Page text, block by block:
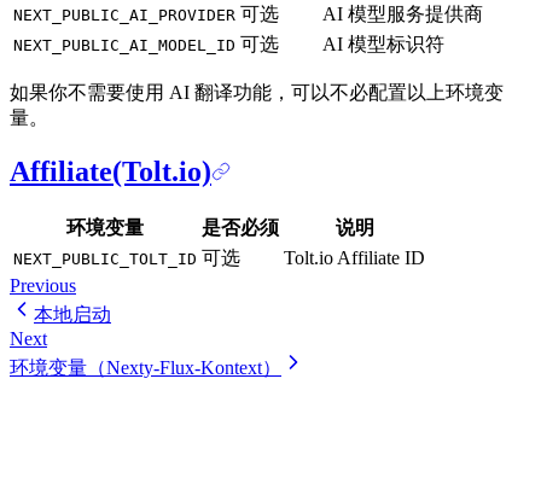
NEXT_PUBLIC_AI_PROVIDER 可选 AI 模型服务提供商
NEXT_PUBLIC_AI_MODEL_ID 可选 AI 模型标识符
如果你不需要使用 AI 翻译功能，可以不必配置以上环境变
量。
Affiliate(Tolt.io)
环境变量 是否必须 说明
NEXT_PUBLIC_TOLT_ID 可选
Tolt.io Affiliate ID
Previous
本地启动
Next
环境变量（Nexty-Flux-Kontext）